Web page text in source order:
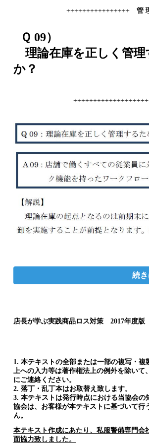
++++++++++++++++ 管
Ｑ 09）
理論在庫を正しく管理
か？
続
店長が学ぶ実践商品ロス対策 2017年度版
1. 本テキストの全部または一部の複写・
上への入力等は著作権法上の例外を除い
にご連絡ください。
2. 落丁・乱丁本はお取替え致します。
3. 本テキストは発行時点における当協会
協会は、お客様が本テキストに基づいて
ん。
本テキスト作成にあたり、私服警備専門
面協力致しました。